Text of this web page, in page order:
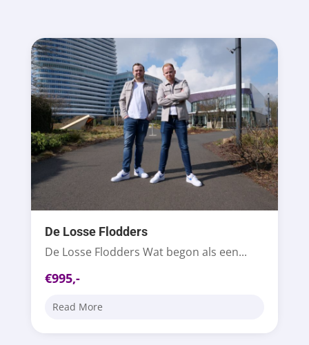
De Losse Flodders
De Losse Flodders Wat begon als een...
€995,-
Read More